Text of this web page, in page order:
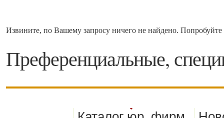
Извините, по Вашему запросу ничего не найдено. Попробуйте
Преференциальные,